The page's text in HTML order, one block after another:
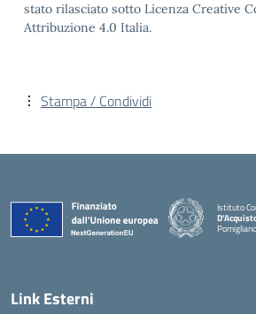
stato rilasciato sotto Licenza Creative
Attribuzione 4.0 Italia.
Stampa / Condividi
Istituto
— Visita
Link Esterni